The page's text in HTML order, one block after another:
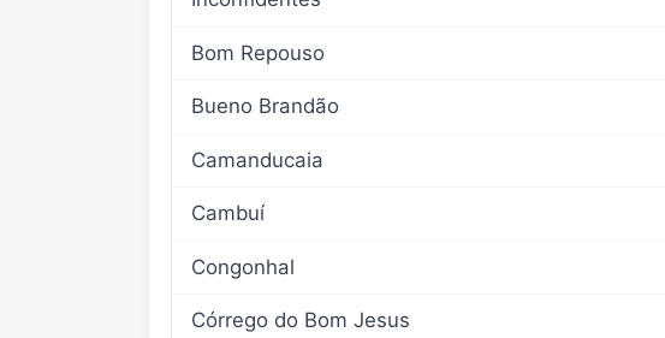
Bom Repouso
Bueno Brandão
Camanducaia
Cambuí
Congonhal
Córrego do Bom Jesus